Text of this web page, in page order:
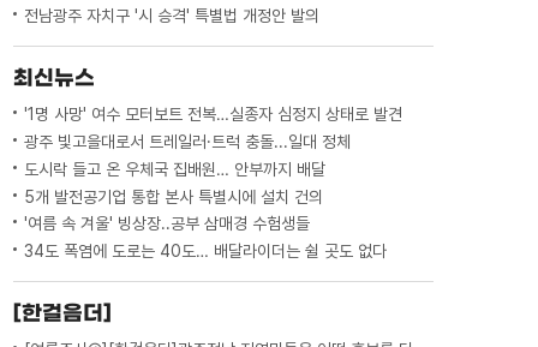
전남광주 자치구 '시 승격' 특별법 개정안 발의
최신뉴스
'1명 사망' 여수 모터보트 전복…실종자 심정지 상태로 발견
광주 빛고을대로서 트레일러·트럭 충돌...일대 정체
도시락 들고 온 우체국 집배원… 안부까지 배달
5개 발전공기업 통합 본사 특별시에 설치 건의
'여름 속 겨울' 빙상장..공부 삼매경 수험생들
34도 폭염에 도로는 40도… 배달라이더는 쉴 곳도 없다
[한걸음더]